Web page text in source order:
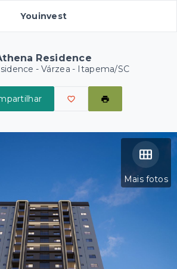
Youinvest
Residence
-Várzea - Itapema/SC
Mais fotos